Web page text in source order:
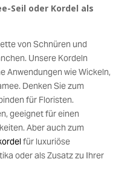
Seil oder Kordel als
von Schnüren und
Unsere Kordeln
Anwendungen wie Wickeln,
Denken Sie zum
für Floristen.
geeignet für einen
Aber auch zum
für luxuriöse
oder als Zusatz zu Ihrer